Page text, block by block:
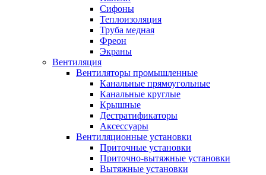
Сифоны
Теплоизоляция
Труба медная
Фреон
Экраны
Вентиляция
Вентиляторы промышленные
Канальные прямоугольные
Канальные круглые
Крышные
Дестратификаторы
Аксессуары
Вентиляционные установки
Приточные установки
Приточно-вытяжные установки
Вытяжные установки